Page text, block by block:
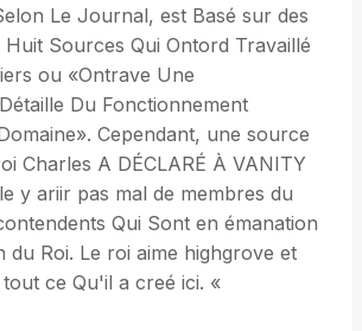
Le Journal, est Basé sur des
Huit Sources Qui Ontord Travaillé
ou «Ontrave Une
Du Fonctionnement
Cependant, une source
Charles A DÉCLARÉ À VANITY
y ariir pas mal de membres du
Qui Sont en émanation
du Roi. Le roi aime highgrove et
ce Qu'il a creé ici. «